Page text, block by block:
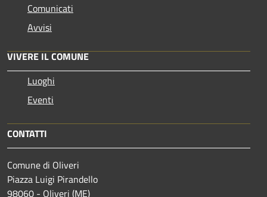
Comunicati
Avvisi
VIVERE IL COMUNE
Luoghi
Eventi
CONTATTI
Comune di Oliveri
Piazza Luigi Pirandello
98060 - Oliveri (ME)